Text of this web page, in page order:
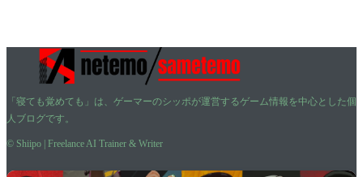
「寝ても覚めても」は、ゲーマーのシッポが運営するゲーム情報を中心とした個
人ブログです。
© Shiipo | Freelance AI Trainer & Writer